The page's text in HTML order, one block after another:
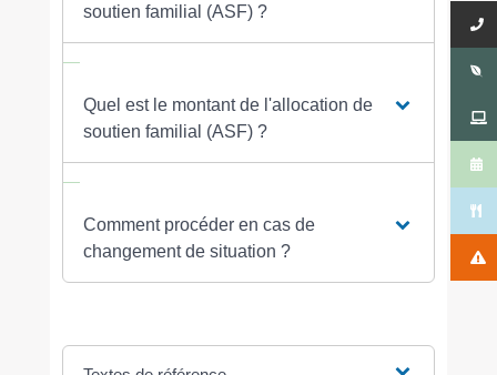
soutien familial (ASF) ?
Quel est le montant de l'allocation de
soutien familial (ASF) ?
Comment procéder en cas de
changement de situation ?